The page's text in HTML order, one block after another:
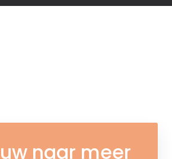
naar meer